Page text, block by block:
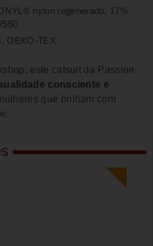
nylon regenerado, 17%
OEKO-TEX
este catsuit da Passion
consciente e
que brilham com